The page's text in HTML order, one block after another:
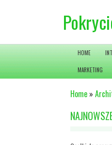
HOME
MARKETING
Home »